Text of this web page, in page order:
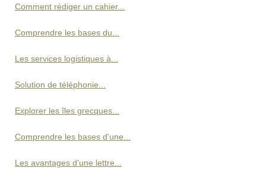
Comment rédiger un cahier...
Comprendre les bases du...
Les services logistiques à...
Solution de téléphonie...
Explorer les îles grecques...
Comprendre les bases d'une...
Les avantages d'une lettre...